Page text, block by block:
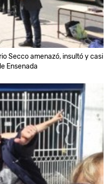
Secco amenazó, insultó y casi
Ensenada